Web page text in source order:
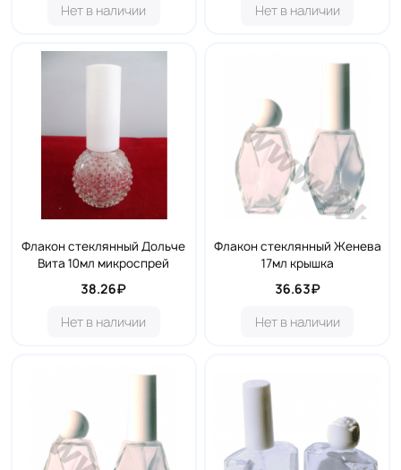
Нет в наличии
Нет в наличии
Флакон стеклянный Дольче
Вита 10мл микроспрей
38.26₽
Нет в наличии
Флакон стеклянный Женева
17мл крышка
36.63₽
Нет в наличии